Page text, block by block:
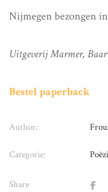
Nijmegen bezongen
Uitgeverij Marmer,
Bestel paperback
Author:
Categorie:
Share